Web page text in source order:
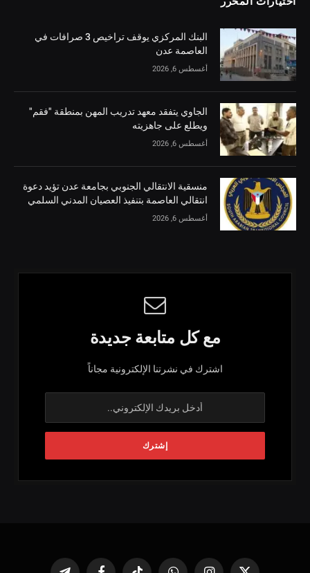
البنك المركزي يوقف تراخيص 3 صرافات في
العاصمة عدن
أغسطس 6, 2026
الجاوي يتفقد معهد تدريب المهن بمنطقة "فقم"
ويطلع على جاهزيته
أغسطس 6, 2026
منسقية الانتقالي الجنوبي بجامعة عدن تؤيد دعوة
انتقالي العاصمة بتنفيذ العصيان المدني السلمي
أغسطس 6, 2026
مع كل متابعة جديدة
اشترك في نشرتنا الإلكترونية مجاناً